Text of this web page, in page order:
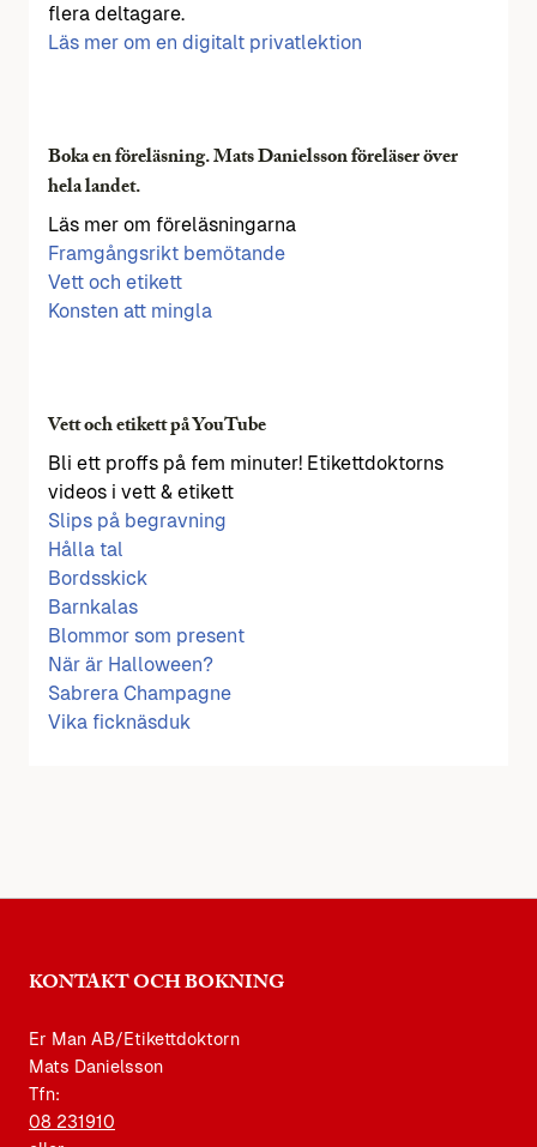
flera deltagare.
Läs mer om en digitalt privatlektion
Boka en föreläsning. Mats Danielsson föreläser över
hela landet.
Läs mer om föreläsningarna
Framgångsrikt bemötande
Vett och etikett
Konsten att mingla
Vett och etikett på YouTube
Bli ett proffs på fem minuter! Etikettdoktorns
videos i vett & etikett
Slips på begravning
Hålla tal
Bordsskick
Barnkalas
Blommor som present
När är Halloween?
Sabrera Champagne
Vika ficknäsduk
KONTAKT OCH BOKNING
Er Man AB/Etikettdoktorn
Mats Danielsson
Tfn:
08 231910